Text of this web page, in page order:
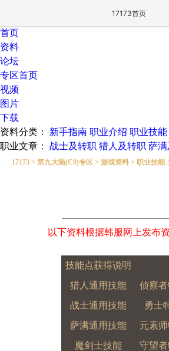
17173首页
首页
资料
论坛
专区首页
视频
图片
下载
资料分类：
新手指南 职业介绍 职业技能
职业文章：
战士及转职 猎人及转职 萨满
17173 > 第九大陆(C9)专区 > 游戏资料 > 职业技能
以下资料根据韩服网上发布
技能点获得说明
猎人通用技能
侦察
战士通用技能
勇士
萨满通用技能
元素
魔剑士技能
守望